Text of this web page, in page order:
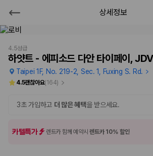
하얏트 - 에피소드 다안
JDV 바이 하얏트
2000만 이용고객이 선택한 제주 렌트카 가격비교
상세정보
4.5성급
하얏트 - 에피소드 다안 타이페이,
Taipei 1F, No. 219-2, Sec. 1, Fuxing S. Rd.
4.5괜찮아요(164)
3초 가입하고 더 많은 혜택을 받으세요.
카텔특가 렌트카 함께 예약시렌트카 10% 할인